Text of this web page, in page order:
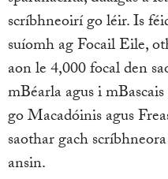
scríbhneoirí go léir. Is
suíomh ag Focail Eile,
aon le 4,000 focal den
mBéarla agus i
go Macadóinis agus
saothar gach
ansin.